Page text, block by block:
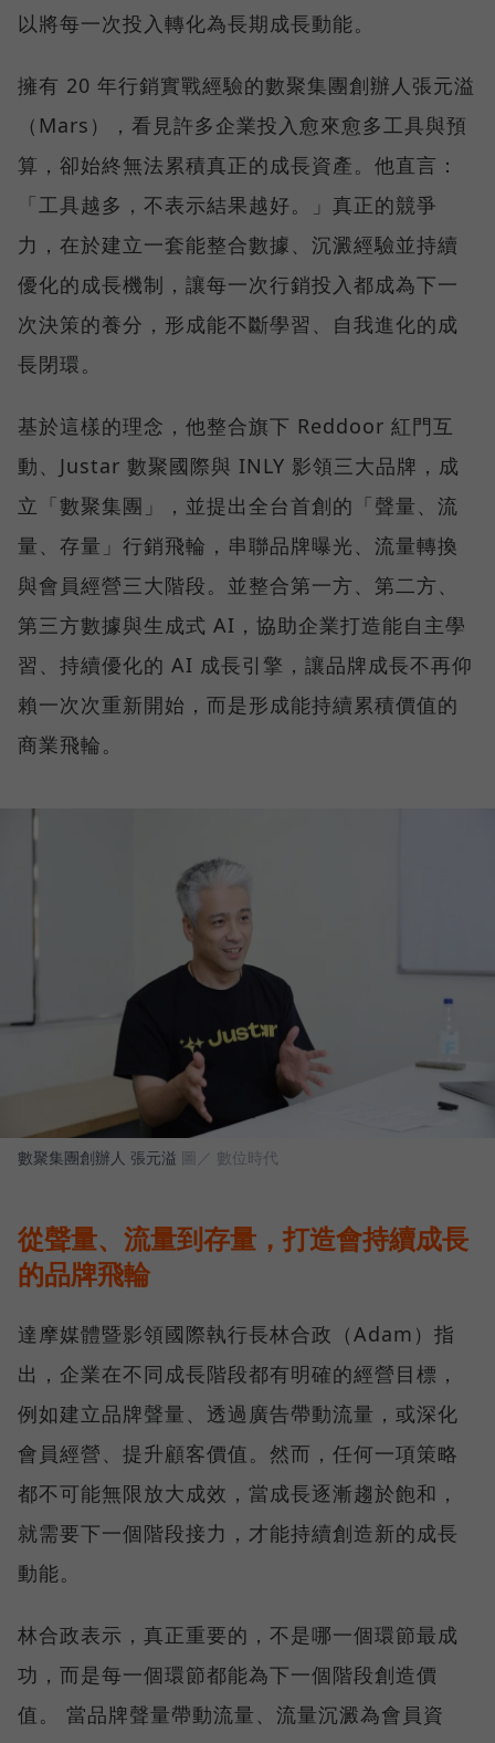
以將每一次投入轉化為長期成長動能。
擁有 20 年行銷實戰經驗的數聚集團創辦人張元溢
（Mars），看見許多企業投入愈來愈多工具與預
算，卻始終無法累積真正的成長資產。他直言：
「工具越多，不表示結果越好。」真正的競爭
力，在於建立一套能整合數據、沉澱經驗並持續
優化的成長機制，讓每一次行銷投入都成為下一
次決策的養分，形成能不斷學習、自我進化的成
長閉環。
基於這樣的理念，他整合旗下 Reddoor 紅門互
動、Justar 數聚國際與 INLY 影領三大品牌，成
立「數聚集團」，並提出全台首創的「聲量、流
量、存量」行銷飛輪，串聯品牌曝光、流量轉換
與會員經營三大階段。並整合第一方、第二方、
第三方數據與生成式 AI，協助企業打造能自主學
習、持續優化的 AI 成長引擎，讓品牌成長不再仰
賴一次次重新開始，而是形成能持續累積價值的
商業飛輪。
數聚集團創辦人 張元溢 圖／ 數位時代
從聲量、流量到存量，打造會持續成長
的品牌飛輪
達摩媒體暨影領國際執行長林合政（Adam）指
出，企業在不同成長階段都有明確的經營目標，
例如建立品牌聲量、透過廣告帶動流量，或深化
會員經營、提升顧客價值。然而，任何一項策略
都不可能無限放大成效，當成長逐漸趨於飽和，
就需要下一個階段接力，才能持續創造新的成長
動能。
林合政表示，真正重要的，不是哪一個環節最成
功，而是每一個環節都能為下一個階段創造價
值。 當品牌聲量帶動流量、流量沉澱為會員資